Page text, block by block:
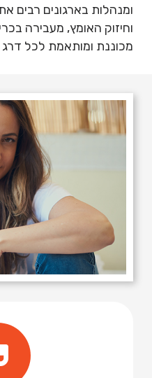
ומנהלות בארגונים רבים
וחיזוק האומץ, מעבירה
מכוננת ומותאמת לכל דרג